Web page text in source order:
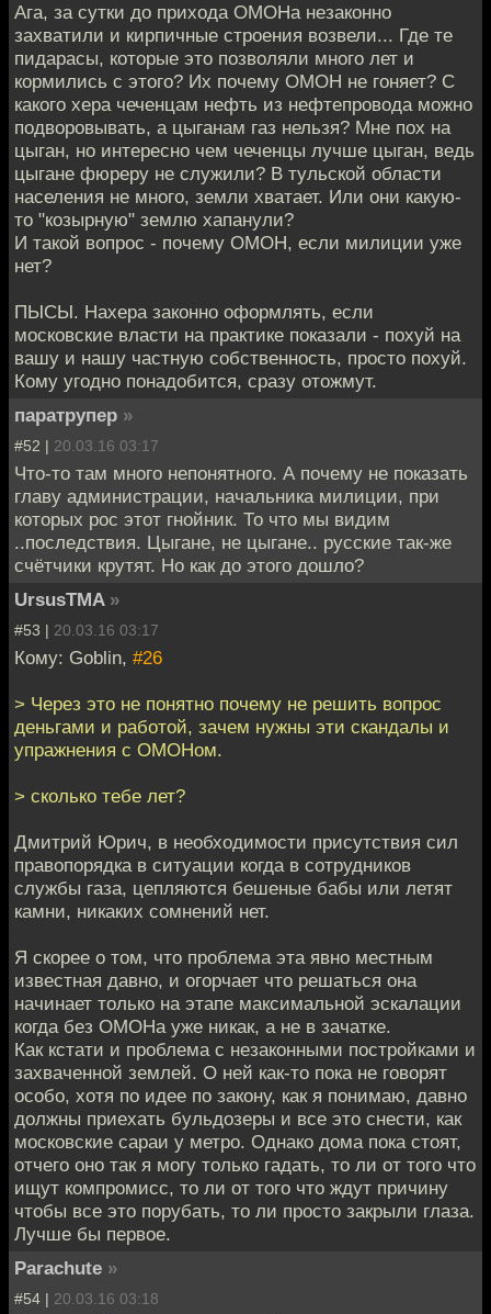
Ага, за сутки до прихода ОМОНа незаконно
захватили и кирпичные строения возвели... Где те
пидарасы, которые это позволяли много лет и
кормились с этого? Их почему ОМОН не гоняет? С
какого хера чеченцам нефть из нефтепровода можно
подворовывать, а цыганам газ нельзя? Мне пох на
цыган, но интересно чем чеченцы лучше цыган, ведь
цыгане фюреру не служили? В тульской области
населения не много, земли хватает. Или они какую-
то "козырную" землю хапанули?
И такой вопрос - почему ОМОН, если милиции уже
нет?
ПЫСЫ. Нахера законно оформлять, если
московские власти на практике показали - похуй на
вашу и нашу частную собственность, просто похуй.
Кому угодно понадобится, сразу отожмут.
паратрупер »
#52 | 20.03.16 03:17
Что-то там много непонятного. А почему не показать
главу администрации, начальника милиции, при
которых рос этот гнойник. То что мы видим
..последствия. Цыгане, не цыгане.. русские так-же
счётчики крутят. Но как до этого дошло?
UrsusTMA »
#53 | 20.03.16 03:17
Кому: Goblin, #26
> Через это не понятно почему не решить вопрос
деньгами и работой, зачем нужны эти скандалы и
упражнения с ОМОНом.
> сколько тебе лет?
Дмитрий Юрич, в необходимости присутствия сил
правопорядка в ситуации когда в сотрудников
службы газа, цепляются бешеные бабы или летят
камни, никаких сомнений нет.
Я скорее о том, что проблема эта явно местным
известная давно, и огорчает что решаться она
начинает только на этапе максимальной эскалации
когда без ОМОНа уже никак, а не в зачатке.
Как кстати и проблема с незаконными постройками и
захваченной землей. О ней как-то пока не говорят
особо, хотя по идее по закону, как я понимаю, давно
должны приехать бульдозеры и все это снести, как
московские сараи у метро. Однако дома пока стоят,
отчего оно так я могу только гадать, то ли от того что
ищут компромисс, то ли от того что ждут причину
чтобы все это порубать, то ли просто закрыли глаза.
Лучше бы первое.
Parachute »
#54 | 20.03.16 03:18